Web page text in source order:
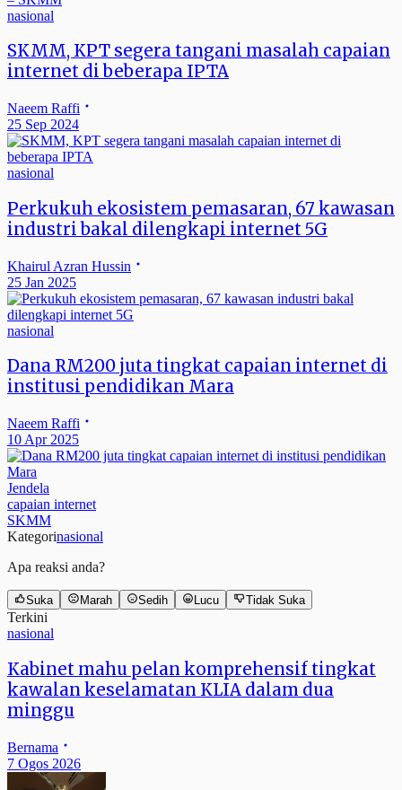
nasional
SKMM, KPT segera tangani masalah capaian
internet di beberapa IPTA
Naeem Raffi
25 Sep 2024
nasional
Perkukuh ekosistem pemasaran, 67 kawasan
industri bakal dilengkapi internet 5G
Khairul Azran Hussin
25 Jan 2025
nasional
Dana RM200 juta tingkat capaian internet di
institusi pendidikan Mara
Naeem Raffi
10 Apr 2025
Jendela
capaian internet
SKMM
Kategorinasional
Apa reaksi anda?
Suka Marah Sedih Lucu Tidak Suka
Terkini
nasional
Kabinet mahu pelan komprehensif tingkat
kawalan keselamatan KLIA dalam dua
minggu
Bernama
7 Ogos 2026